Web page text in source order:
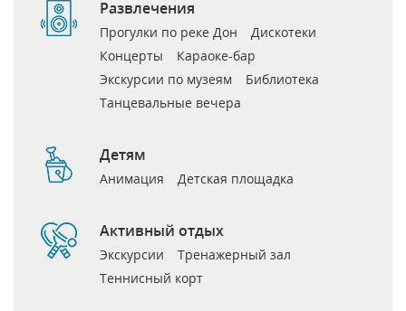
Развлечения
Прогулки по реке Дон
Дискотеки
Концерты
Караоке-бар
Экскурсии по музеям
Библиотека
Танцевальные вечера
Детям
Анимация Детская площадка
Активный отдых
Экскурсии
Тренажерный зал
Теннисный корт